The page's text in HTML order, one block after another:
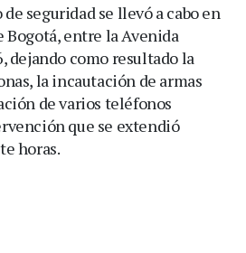
seguridad se llevó a cabo en
Bogotá, entre la Avenida
dejando como resultado la
la incautación de armas
de varios teléfonos
que se extendió
horas.